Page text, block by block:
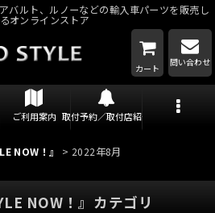
バルト、ルノーなどの輸入車パーツを販売し
オンラインストア
カート
問い合わせ
ご利用案内 取付予約／取付店紹介
NOW！』 > 2022年8月
NOW！』カテゴリ